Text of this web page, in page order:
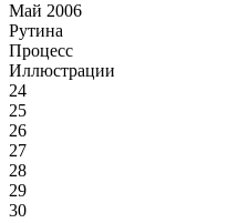
Май 2006
Рутина
Процесс
Иллюстрации
24
25
26
27
28
29
30